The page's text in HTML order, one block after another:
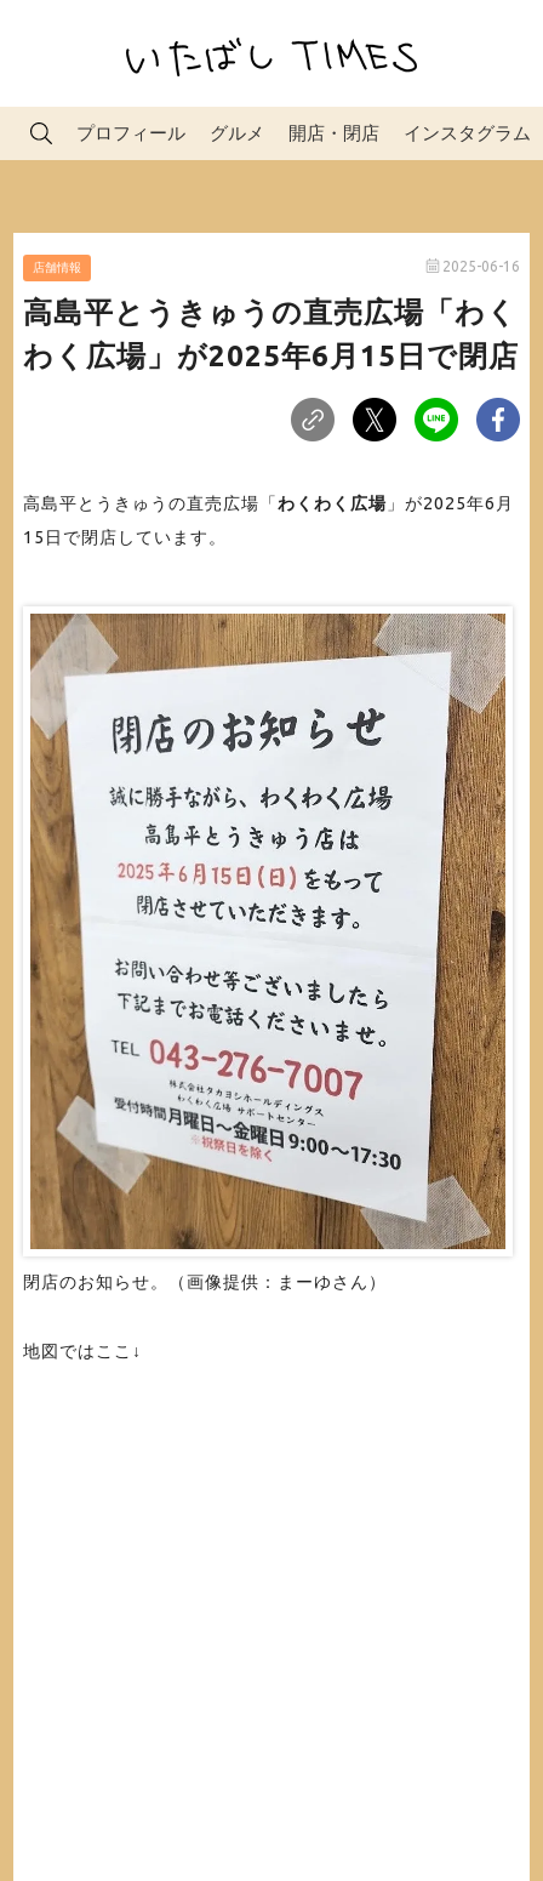
プロフィール グルメ 開店・閉店 インスタグラム
店舗情報 2025-06-16
高島平とうきゅうの直売広場「わく
わく広場」が2025年6月15日で閉店
高島平とうきゅうの直売広場「わくわく広場」が2025年6月
15日で閉店しています。
閉店のお知らせ。（画像提供：まーゆさん）
地図ではここ↓